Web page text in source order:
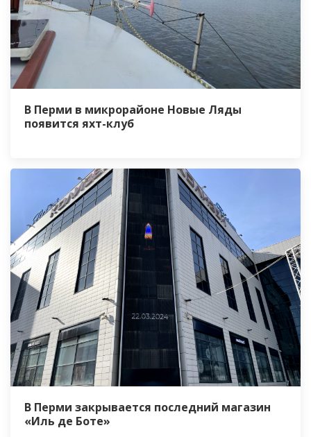
В Перми в микрорайоне Новые Ляды
появится яхт-клуб
В Перми закрывается последний магазин
«Иль де Боте»